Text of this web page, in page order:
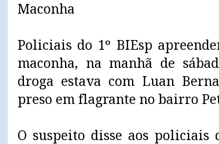
Maconha
Policiais do 1º BIEsp
maconha, na manhã de
droga estava com Luan
preso em flagrante no bairro
O suspeito disse aos policiais